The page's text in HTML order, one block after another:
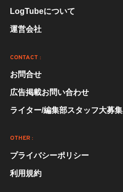
LogTubeについて
運営会社
CONTACT :
お問合せ
広告掲載お問い合わせ
ライター/編集部スタッフ大募集
OTHER :
プライバシーポリシー
利用規約